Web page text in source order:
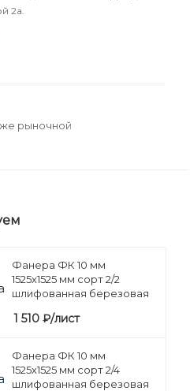
2а.
рыночной
Фанера ФК 10 мм
1525х1525 мм сорт 2/2
шлифованная березовая
1 510 ₽/лист
Фанера ФК 10 мм
1525х1525 мм сорт 2/4
шлифованная березовая